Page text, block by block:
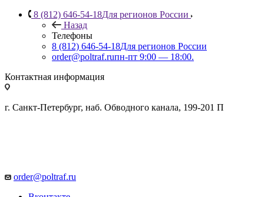
8 (812) 646-54-18Для регионов России
Назад
Телефоны
8 (812) 646-54-18Для регионов России
order@poltraf.ruпн-пт 9:00 — 18:00.
Контактная информация
г. Санкт-Петербург, наб. Обводного канала, 199-201 П
order@poltraf.ru